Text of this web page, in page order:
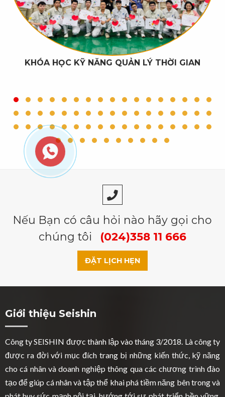
KHÓA HỌC KỸ NĂNG QUẢN LÝ THỜI GIAN
Nếu Bạn có câu hỏi nào hãy gọi cho
chúng tôi
(024)358 11 666
ĐẶT LỊCH HẸN
Giới thiệu Seishin
Công ty SEISHIN được thành lập vào tháng 3/2018. Là công ty
được ra đời với mục đích trang bị những kiến thức, kỹ năng
cho cá nhân và doanh nghiệp thông qua các chương trình đào
tạo để giúp cá nhân và tập thể khai phá tiềm năng bên trong và